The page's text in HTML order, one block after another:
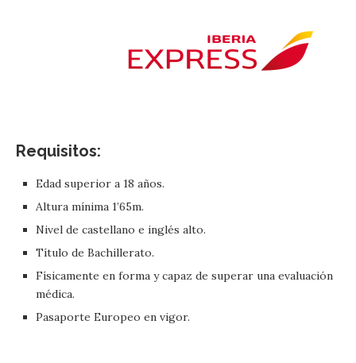
Requisitos:
Edad superior a 18 años.
Altura mínima 1’65m.
Nivel de castellano e inglés alto.
Título de Bachillerato.
Físicamente en forma y capaz de superar una evaluación
médica.
Pasaporte Europeo en vigor.